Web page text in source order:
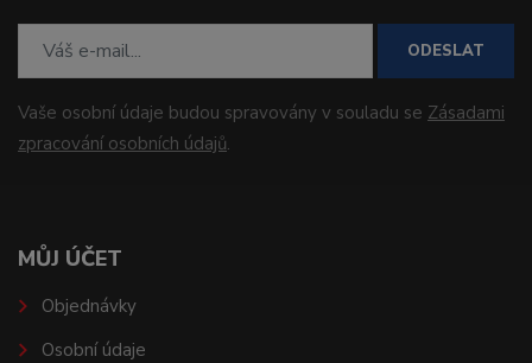
ODESLAT
Vaše osobní údaje budou spravovány v souladu se Zásadami
zpracování osobních údajů.
MŮJ ÚČET
Objednávky
Osobní údaje